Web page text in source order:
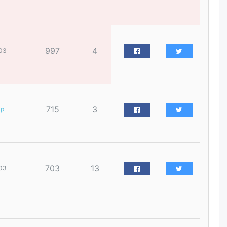
дурдлаа
Өмгөөлөгч Б.Оюунбилэг:
хууль хяналтын байгууллагаар
зогсоож, Арабын орнуудаас
997 4
715 3
703 13